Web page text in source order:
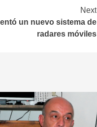
Next
un nuevo sistema de
radares móviles